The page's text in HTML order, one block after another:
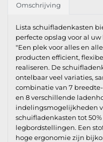
Omschrijving
Lista schuifladenkasten
perfecte opslag voor al
"Een plek voor alles en
producten efficient,
realiseren. De
ontelbaar veel variaties,
combinatie van 7
en 8 verschillende
indelingsmogelijkheden
schuifladenkasten tot
legbordstellingen. Een
hoge ergonomie zijn